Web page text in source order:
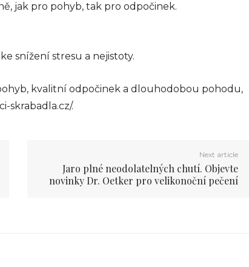
jak pro pohyb, tak pro odpočinek.
snížení stresu a nejistoty.
kvalitní odpočinek a dlouhodobou pohodu,
skrabadla.cz/.
Next article
Jaro plné neodolatelných chutí. Objevte
novinky Dr. Oetker pro velikonoční pečení